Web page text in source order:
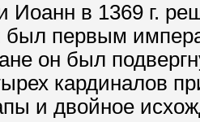
Иоанн в 1369 г.
первым
он был
кардиналов
и двойное